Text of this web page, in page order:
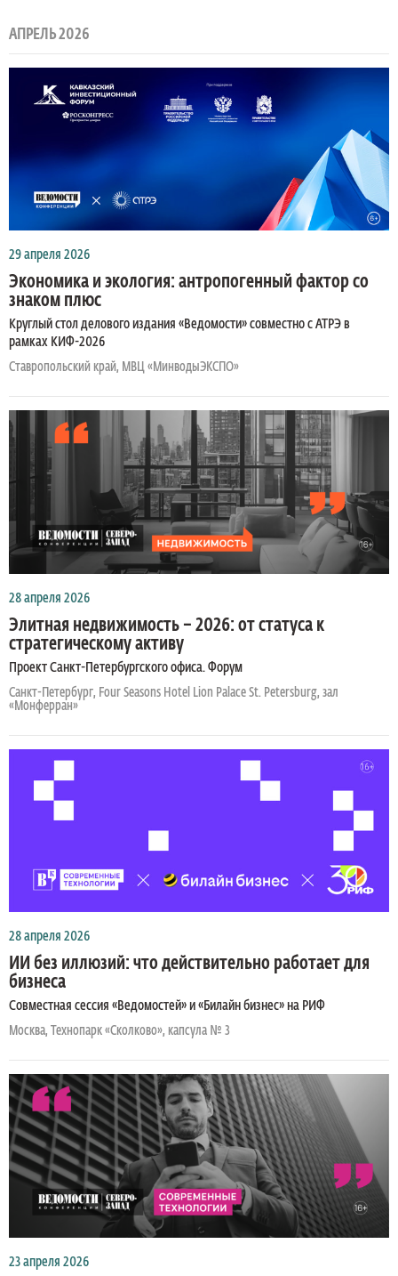
АПРЕЛЬ 2026
29 апреля 2026
Экономика и экология: антропогенный фактор со
знаком плюс
Круглый стол делового издания «Ведомости» совместно с АТРЭ в
рамках КИФ-2026
Ставропольский край, МВЦ «МинводыЭКСПО»
28 апреля 2026
Элитная недвижимость – 2026: от статуса к
стратегическому активу
Проект Санкт-Петербургского офиса. Форум
Санкт-Петербург, Four Seasons Hotel Lion Palace St. Petersburg, зал
«Монферран»
28 апреля 2026
ИИ без иллюзий: что действительно работает для
бизнеса
Совместная сессия «Ведомостей» и «Билайн бизнес» на РИФ
Москва, Технопарк «Сколково», капсула № 3
23 апреля 2026